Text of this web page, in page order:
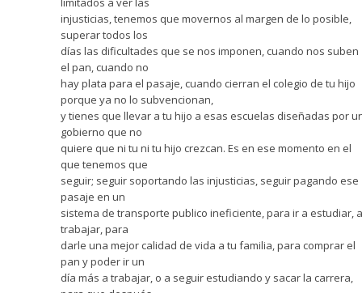
injusticias, tenemos que movernos al margen de lo posible,
superar todos los
días las dificultades que se nos imponen, cuando nos suben
el pan, cuando no
hay plata para el pasaje, cuando cierran el colegio de tu hijo
porque ya no lo subvencionan,
y tienes que llevar a tu hijo a esas escuelas diseñadas por
gobierno que no
quiere que ni tu ni tu hijo crezcan. Es en ese momento en el
que tenemos que
seguir; seguir soportando las injusticias, seguir pagando ese
pasaje en un
sistema de transporte publico ineficiente, para ir a estudiar, a
trabajar, para
darle una mejor calidad de vida a tu familia, para comprar el
pan y poder ir un
día más a trabajar, o a seguir estudiando y sacar la carrera,